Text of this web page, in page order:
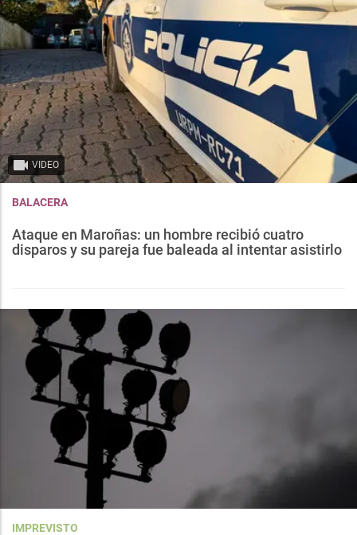
VIDEO
BALACERA
Ataque en Maroñas: un hombre recibió cuatro
disparos y su pareja fue baleada al intentar asistirlo
IMPREVISTO